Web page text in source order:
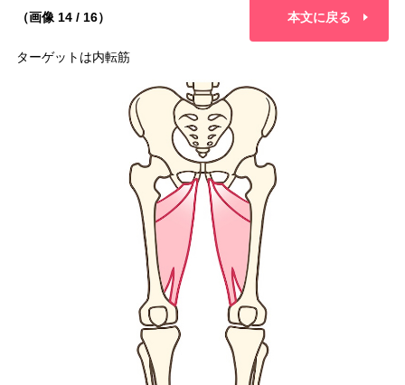
（画像 14 / 16） 本文に戻る
ターゲットは内転筋